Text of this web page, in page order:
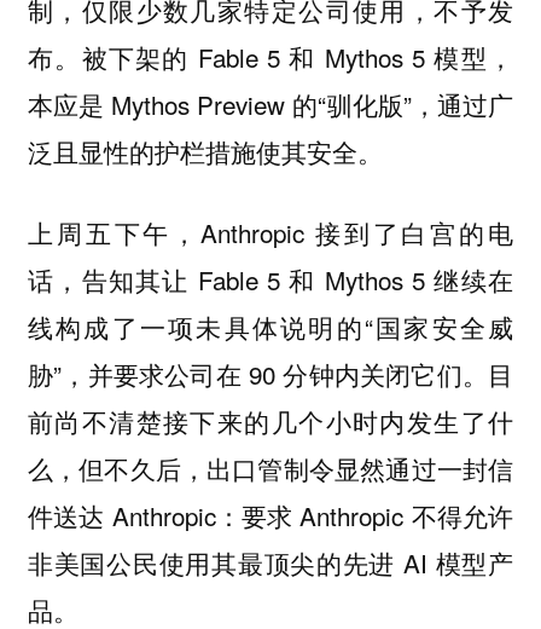
制，仅限少数几家特定公司使用，不予发
布。被下架的 Fable 5 和 Mythos 5 模型，
本应是 Mythos Preview 的“驯化版”，通过广
泛且显性的护栏措施使其安全。
上周五下午，Anthropic 接到了白宫的电
话，告知其让 Fable 5 和 Mythos 5 继续在
线构成了一项未具体说明的“国家安全威
胁”，并要求公司在 90 分钟内关闭它们。目
前尚不清楚接下来的几个小时内发生了什
么，但不久后，出口管制令显然通过一封信
件送达 Anthropic：要求 Anthropic 不得允许
非美国公民使用其最顶尖的先进 AI 模型产
品。